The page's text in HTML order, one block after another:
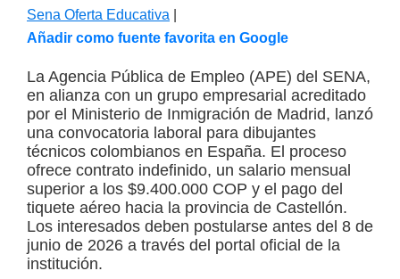
l
i
a
d
a
s
o
b
r
e
Sena Oferta Educativa
Añadir como fuente favorita en Google
La Agencia Pública de Empleo (APE) del SENA,
en alianza con un grupo empresarial acreditado
por el Ministerio de Inmigración de Madrid, lanzó
una convocatoria laboral para dibujantes
técnicos colombianos en España. El proceso
ofrece contrato indefinido, un salario mensual
superior a los $9.400.000 COP y el pago del
tiquete aéreo hacia la provincia de Castellón.
Los interesados deben postularse antes del 8 de
junio de 2026 a través del portal oficial de la
institución.